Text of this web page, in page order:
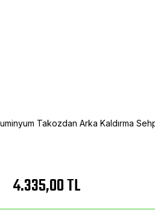
Takozdan Arka Kaldırma
4.335,00 TL